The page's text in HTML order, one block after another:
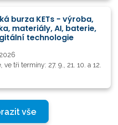
burza KETs - výroba,
materiály, AI, baterie,
technologie
ve tři termíny: 27. 9., 21. 10. a 12.
vše